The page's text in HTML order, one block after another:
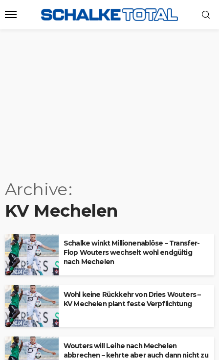
Archive
KV Mechelen
Schalke winkt Millionenablöse – Transfer-
Flop Wouters wechselt wohl endgültig
nach Mechelen
Wohl keine Rückkehr von Dries Wouters –
KV Mechelen plant feste Verpflichtung
Wouters will Leihe nach Mechelen
abbrechen – kehrte aber auch dann nicht zu